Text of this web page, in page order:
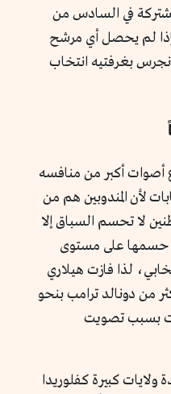
في السادس من
فإذا لم يحصل أي مرشح
بغرفتيه انتخاب
أكبر من منافسه
لأن المندوبين هم من
لا تحسم السباق إلا
حسمها على مستوى
لذا فازت هيلاري
بسبب تصويت
كبيرة كفلوريدا